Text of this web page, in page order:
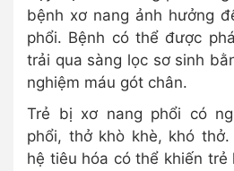
bệnh xơ nang ảnh hưởng
phổi. Bệnh có thể được
trải qua sàng lọc sơ sinh
nghiệm máu gót chân.
Trẻ bị xơ nang phổi có
phổi, thở khò khè, khó
hệ tiêu hóa có thể khiến trẻ